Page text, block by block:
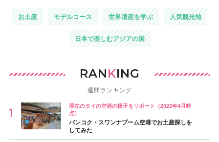
お土産 モデルコース 世界遺産を学ぶ 人気観光地
日本で楽しむアジアの国
RANKING
週間ランキング
現在のタイの空港の様子をリポート（2022年4月時
点）
バンコク・スワンナプーム空港でお土産探しを
してみた